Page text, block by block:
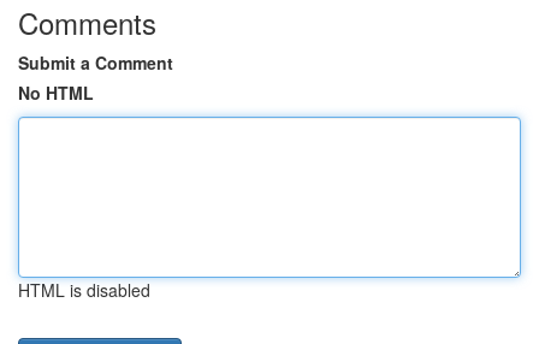
Comments
Submit a Comment
No HTML
HTML is disabled